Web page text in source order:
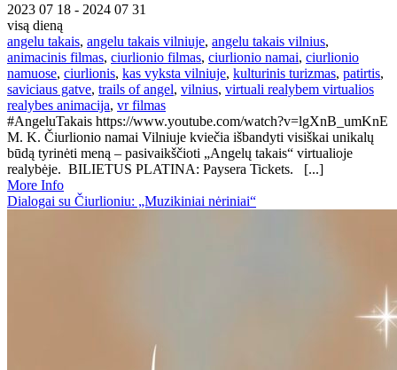
2023 07 18 - 2024 07 31
visą dieną
angelu takais, angelu takais vilniuje, angelu takais vilnius,
animacinis filmas, ciurlionio filmas, ciurlionio namai, ciurlionio
namuose, ciurlionis, kas vyksta vilniuje, kulturinis turizmas, patirtis,
saviciaus gatve, trails of angel, vilnius, virtuali realybem virtualios
realybes animacija, vr filmas
#AngeluTakais https://www.youtube.com/watch?v=lgXnB_umKnE
M. K. Čiurlionio namai Vilniuje kviečia išbandyti visiškai unikalų
būdą tyrinėti meną – pasivaikščioti „Angelų takais“ virtualioje
realybėje. BILIETUS PLATINA: Paysera Tickets. [...]
More Info
Dialogai su Čiurlioniu: „Muzikiniai nėriniai“